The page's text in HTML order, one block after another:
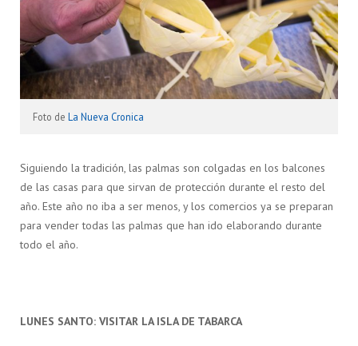
Foto de La Nueva Cronica
Siguiendo la tradición, las palmas son colgadas en los balcones
de las casas para que sirvan de protección durante el resto del
año. Este año no iba a ser menos, y los comercios ya se preparan
para vender todas las palmas que han ido elaborando durante
todo el año.
LUNES SANTO: VISITAR LA ISLA DE TABARCA